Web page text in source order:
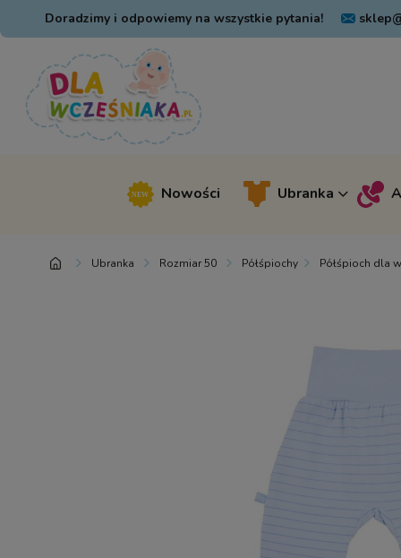
Doradzimy i odpowiemy na wszystkie pytania!
Nowości Ubranka
Ubranka Rozmiar 50 Półśpiochy Półśpioch dla